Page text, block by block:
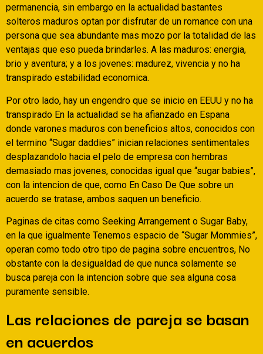
permanencia, sin embargo en la actualidad bastantes
solteros maduros optan por disfrutar de un romance con una
persona que sea abundante mas mozo por la totalidad de las
ventajas que eso pueda brindarles. A las maduros: energia,
brio y aventura; y a los jovenes: madurez, vivencia y no ha
transpirado estabilidad economica.
Por otro lado, hay un engendro que se inicio en EEUU y no ha
transpirado En la actualidad se ha afianzado en Espana
donde varones maduros con beneficios altos, conocidos con
el termino “Sugar daddies” inician relaciones sentimentales
desplazandolo hacia el pelo de empresa con hembras
demasiado mas jovenes, conocidas igual que “sugar babies”,
con la intencion de que, como En Caso De Que sobre un
acuerdo se tratase, ambos saquen un beneficio.
Paginas de citas como Seeking Arrangement o Sugar Baby,
en la que igualmente Tenemos espacio de “Sugar Mommies”,
operan como todo otro tipo de pagina sobre encuentros, No
obstante con la desigualdad de que nunca solamente se
busca pareja con la intencion sobre que sea alguna cosa
puramente sensible.
Las relaciones de pareja se basan
en acuerdos